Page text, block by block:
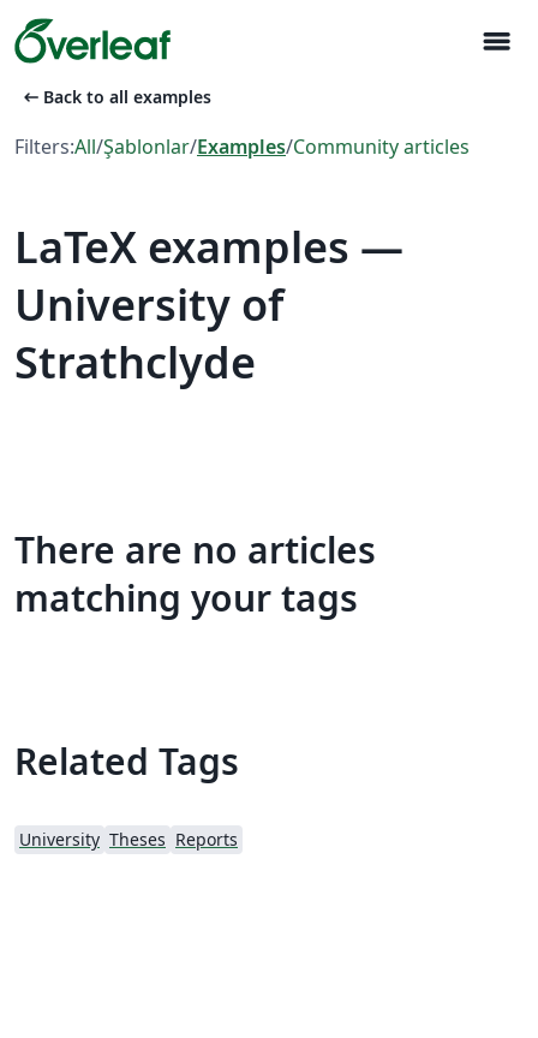
menu
arrow_left_alt Back to all examples
Filters:All/Şablonlar/Examples/Community articles
LaTeX examples —
University of
Strathclyde
There are no articles
matching your tags
Related Tags
University Theses Reports